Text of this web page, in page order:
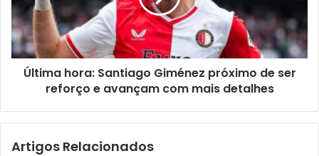
Última hora: Santiago Giménez próximo de ser
reforço e avançam com mais detalhes
Artigos Relacionados